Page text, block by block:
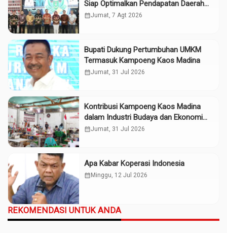
Siap Optimalkan Pendapatan Daerah
Madina
calendar_monthJumat, 7 Agt 2026
Bupati Dukung Pertumbuhan UMKM
Termasuk Kampoeng Kaos Madina
calendar_monthJumat, 31 Jul 2026
Kontribusi Kampoeng Kaos Madina
dalam Industri Budaya dan Ekonomi
Daerah
calendar_monthJumat, 31 Jul 2026
Apa Kabar Koperasi Indonesia
calendar_monthMinggu, 12 Jul 2026
REKOMENDASI UNTUK ANDA